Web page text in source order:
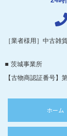
［業者様用］中古雑
■ 茨城事業所
【古物商認証番号】
ホーム